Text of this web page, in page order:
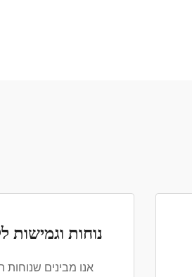
נוחות וגמישות
אנו מבינים שנוחות